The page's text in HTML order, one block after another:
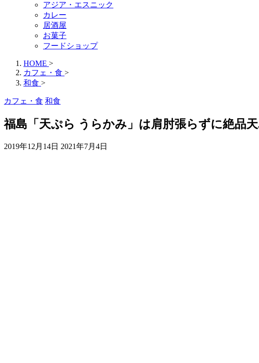
アジア・エスニック
カレー
居酒屋
お菓子
フードショップ
HOME >
カフェ・食 >
和食 >
カフェ・食 和食
福島「天ぷら うらかみ」は肩肘張らずに絶品
2019年12月14日 2021年7月4日